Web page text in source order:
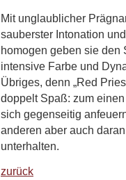
Mit unglaublicher
sauberster Intonation
homogen geben sie den
intensive Farbe und
Übriges, denn „Red
doppelt Spaß: zum
sich gegenseitig
anderen aber auch
unterhalten.
zurück